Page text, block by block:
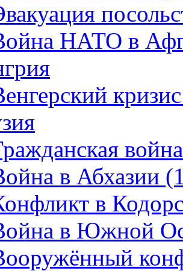
НАТО в
в Абхазии
в
в Южной